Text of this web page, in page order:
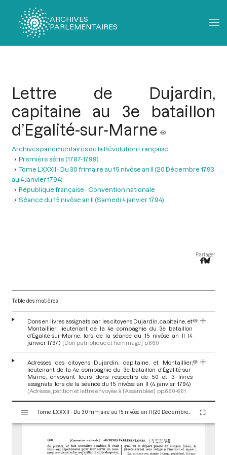
ARCHIVES
PARLEMENTAIRES
Lettre de Dujardin,
capitaine au 3e bataillon
d’Egalité-sur-Marne
Archives parlementaires de la Révolution Française
Première série (1787-1799)
Tome LXXXII - Du 30 frimaire au 15 nivôse an II (20 Décembre 1793
au 4 Janvier 1794)
République française - Convention nationale
Séance du 15 nivôse an II (Samedi 4 janvier 1794)
Partager
Table des matières
Dons en livres assignats par les citoyens Dujardin, capitaine, et
Montaillier, lieutenant de la 4e compagnie du 3e bataillon
d'Égalité-sur-Marne, lors de la séance du 15 nivôse an II (4
janvier 1794) [Don patriotique et hommage] p.660
Adresses des citoyens Dujardin, capitaine, et Montaillier,
lieutenant de la 4e compagnie du 3e bataillon d'Égalité-sur-
Marne, envoyant leurs dons respectifs de 50 et 3 livres
assignats, lors de la séance du 15 nivôse an II (4 janvier 1794)
[Adresse, pétition et lettre envoyée à l’Assemblée] pp.660-661
s